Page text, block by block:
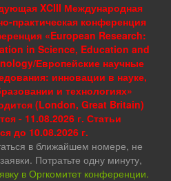
XCIII Международная
практическая конференция
«European Research:
in Science, Education and
Европейские научные
инновации в науке,
и технологиях»
(London, Great Britain)
- 11.08.2026 г. Статьи
до 10.08.2026 г.
в ближайшем номере, не
Потратьте одну минуту,
в Оргкомитет конференции.